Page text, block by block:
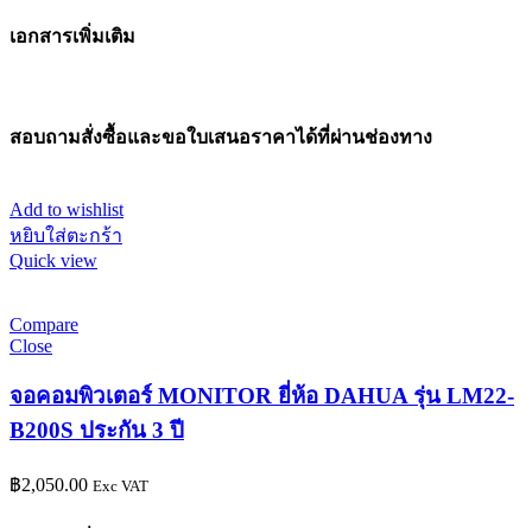
เอกสารเพิ่มเติม
สอบถามสั่งซื้อและขอใบเสนอราคาได้ที่ผ่านช่องทาง
Add to wishlist
หยิบใส่ตะกร้า
Quick view
Compare
Close
จอคอมพิวเตอร์ MONITOR ยี่ห้อ DAHUA รุ่น LM22-
B200S ประกัน 3 ปี
฿2,050.00 Exc VAT